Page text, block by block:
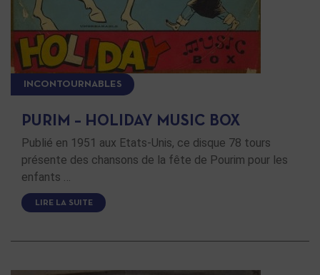
INCONTOURNABLES
PURIM – HOLIDAY MUSIC BOX
Publié en 1951 aux Etats-Unis, ce disque 78 tours
présente des chansons de la fête de Pourim pour les
enfants …
LIRE LA SUITE